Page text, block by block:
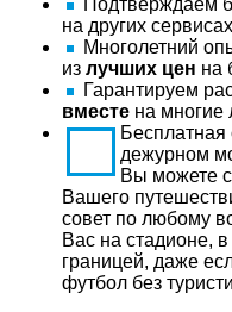
Подтверждаем
на других сервисах
Многолетний
из лучших цен на
Гарантируем
вместе на
дежурном
Вы можете
Вашего
совет по любому
Вас на стадионе,
границей, даже
футбол без